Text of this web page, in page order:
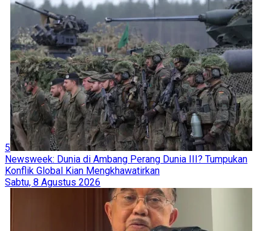
5
Newsweek: Dunia di Ambang Perang Dunia III? Tumpukan
Konflik Global Kian Mengkhawatirkan
Sabtu, 8 Agustus 2026